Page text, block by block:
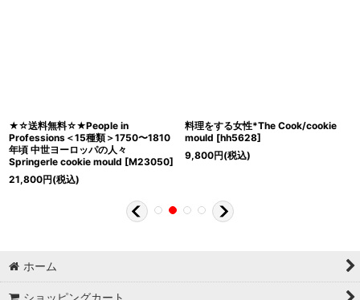
★☆送料無料☆★People in
Professions＜15種類＞1750〜1810
年頃 中世ヨーロッパの人々
Springerle cookie mould [M23050]
21,800円(税込)
料理をする女性*The Cook/cookie
mould [hh5628]
9,800円(税込)
ホーム
ショッピングカート